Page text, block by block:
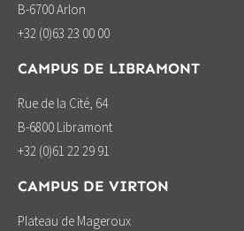
B-6700 Arlon
+32 (0)63 23 00 00
CAMPUS DE LIBRAMONT
Rue de la Cité, 64
B-6800 Libramont
+32 (0)61 22 29 91
CAMPUS DE VIRTON
Plateau de Mageroux